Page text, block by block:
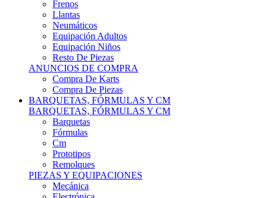
Neumáticos
Equipación Adultos
Equipación Niños
Resto De Piezas
ANUNCIOS DE COMPRA
Compra De Karts
Compra De Piezas
BARQUETAS, FÓRMULAS Y CM
BARQUETAS, FÓRMULAS Y CM
Barquetas
Fórmulas
Cm
Prototipos
Remolques
PIEZAS Y EQUIPACIONES
Mecánica
Electrónica
Chasis Y Carrocería